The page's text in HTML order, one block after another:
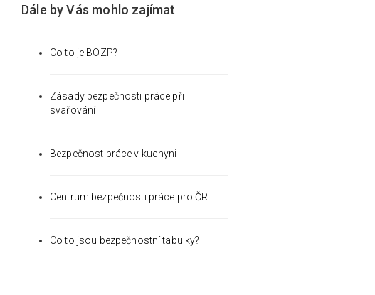
Dále by Vás mohlo zajímat
Co to je BOZP?
Zásady bezpečnosti práce při
svařování
Bezpečnost práce v kuchyni
Centrum bezpečnosti práce pro ČR
Co to jsou bezpečnostní tabulky?